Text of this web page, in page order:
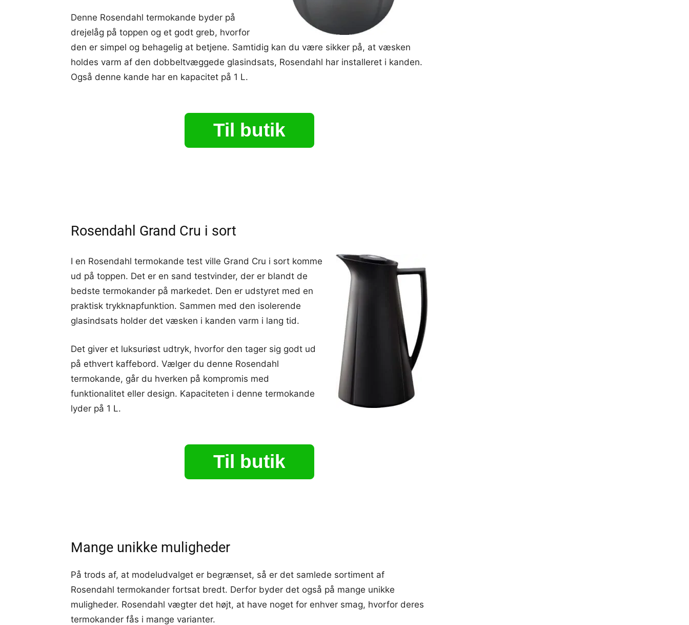
Denne Rosendahl termokande byder på
drejelåg på toppen og et godt greb, hvorfor
den er simpel og behagelig at betjene. Samtidig kan du være sikker på, at væsken
holdes varm af den dobbeltvæggede glasindsats, Rosendahl har installeret i kanden.
Også denne kande har en kapacitet på 1 L.
Til butik
Rosendahl Grand Cru i sort
I en Rosendahl termokande test ville Grand Cru i sort komme
ud på toppen. Det er en sand testvinder, der er blandt de
bedste termokander på markedet. Den er udstyret med en
praktisk trykknapfunktion. Sammen med den isolerende
glasindsats holder det væsken i kanden varm i lang tid.
Det giver et luksuriøst udtryk, hvorfor den tager sig godt ud
på ethvert kaffebord. Vælger du denne Rosendahl
termokande, går du hverken på kompromis med
funktionalitet eller design. Kapaciteten i denne termokande
lyder på 1 L.
Til butik
Mange unikke muligheder
På trods af, at modeludvalget er begrænset, så er det samlede sortiment af
Rosendahl termokander fortsat bredt. Derfor byder det også på mange unikke
muligheder. Rosendahl vægter det højt, at have noget for enhver smag, hvorfor deres
termokander fås i mange varianter.